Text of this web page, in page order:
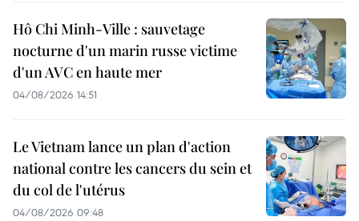
Hô Chi Minh-Ville : sauvetage
nocturne d'un marin russe victime
d'un AVC en haute mer
04/08/2026 14:51
Le Vietnam lance un plan d'action
national contre les cancers du sein et
du col de l'utérus
04/08/2026 09:48